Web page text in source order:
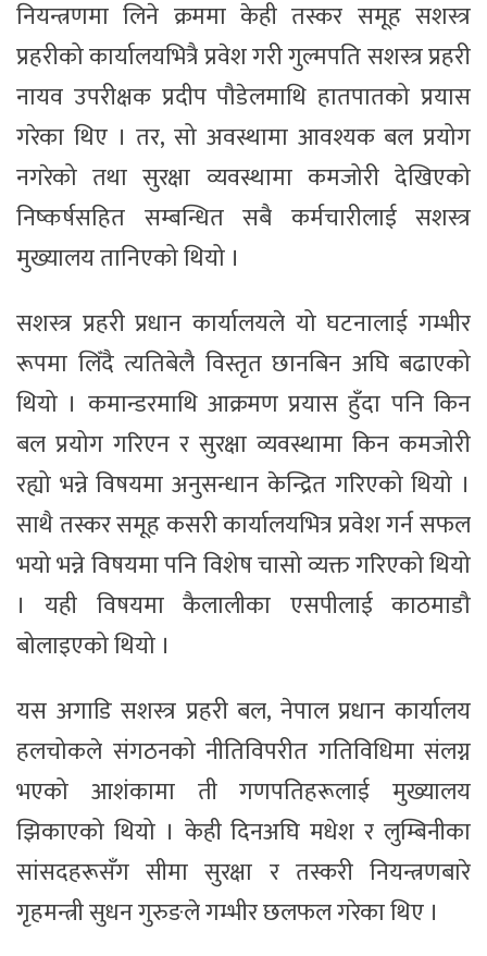
नियन्त्रणमा लिने क्रममा केही तस्कर समूह सशस्त्र
प्रहरीको कार्यालयभित्रै प्रवेश गरी गुल्मपति सशस्त्र प्रहरी
नायव उपरीक्षक प्रदीप पौडेलमाथि हातपातको प्रयास
गरेका थिए । तर, सो अवस्थामा आवश्यक बल प्रयोग
नगरेको तथा सुरक्षा व्यवस्थामा कमजोरी देखिएको
निष्कर्षसहित सम्बन्धित सबै कर्मचारीलाई सशस्त्र
मुख्यालय तानिएको थियो ।
सशस्त्र प्रहरी प्रधान कार्यालयले यो घटनालाई गम्भीर
रूपमा लिँदै त्यतिबेलै विस्तृत छानबिन अघि बढाएको
थियो । कमान्डरमाथि आक्रमण प्रयास हुँदा पनि किन
बल प्रयोग गरिएन र सुरक्षा व्यवस्थामा किन कमजोरी
रह्यो भन्ने विषयमा अनुसन्धान केन्द्रित गरिएको थियो ।
साथै तस्कर समूह कसरी कार्यालयभित्र प्रवेश गर्न सफल
भयो भन्ने विषयमा पनि विशेष चासो व्यक्त गरिएको थियो
। यही विषयमा कैलालीका एसपीलाई काठमाडौ
बोलाइएको थियो ।
यस अगाडि सशस्त्र प्रहरी बल, नेपाल प्रधान कार्यालय
हलचोकले संगठनको नीतिविपरीत गतिविधिमा संलग्न
भएको आशंकामा ती गणपतिहरूलाई मुख्यालय
झिकाएको थियो । केही दिनअघि मधेश र लुम्बिनीका
सांसदहरूसँग सीमा सुरक्षा र तस्करी नियन्त्रणबारे
गृहमन्त्री सुधन गुरुङले गम्भीर छलफल गरेका थिए ।